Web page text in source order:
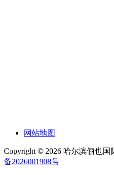
网站地图
Copyright © 2026 哈尔滨俪也
备2026001908号